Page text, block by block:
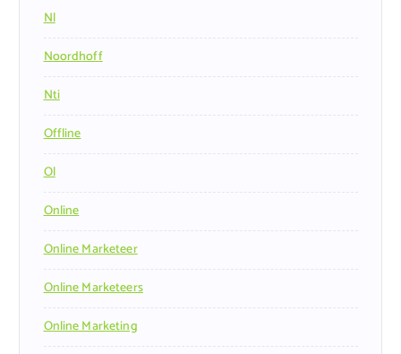
Nl
Noordhoff
Nti
Offline
Ol
Online
Online Marketeer
Online Marketeers
Online Marketing